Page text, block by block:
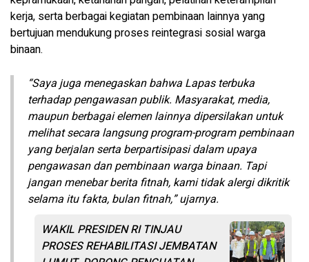
kerja, serta berbagai kegiatan pembinaan lainnya yang
bertujuan mendukung proses reintegrasi sosial warga
binaan.
“Saya juga menegaskan bahwa Lapas terbuka
terhadap pengawasan publik. Masyarakat, media,
maupun berbagai elemen lainnya dipersilakan untuk
melihat secara langsung program-program pembinaan
yang berjalan serta berpartisipasi dalam upaya
pengawasan dan pembinaan warga binaan. Tapi
jangan menebar berita fitnah, kami tidak alergi dikritik
selama itu fakta, bulan fitnah,” ujarnya.
WAKIL PRESIDEN RI TINJAU
PROSES REHABILITASI JEMBATAN